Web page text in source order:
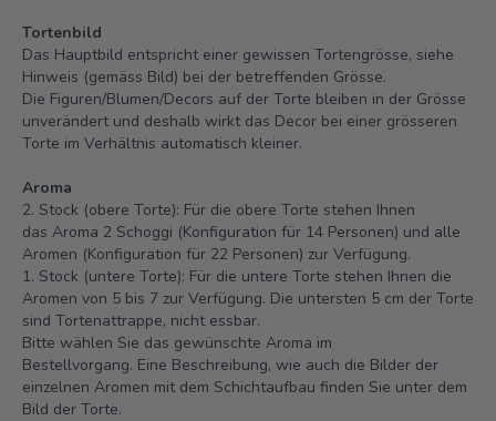
Tortenbild
Das Hauptbild entspricht einer gewissen Tortengrösse, siehe
Hinweis (gemäss Bild) bei der betreffenden Grösse.
Die Figuren/Blumen/Decors auf der Torte bleiben in der Grösse
unverändert und deshalb wirkt das Decor bei einer grösseren
Torte im Verhältnis automatisch kleiner.
Aroma
2. Stock (obere Torte): Für die obere Torte stehen Ihnen
das Aroma 2 Schoggi (Konfiguration für 14 Personen) und alle
Aromen (Konfiguration für 22 Personen) zur Verfügung.
1. Stock (untere Torte): Für die untere Torte stehen Ihnen die
Aromen von 5 bis 7 zur Verfügung. Die untersten 5 cm der Torte
sind Tortenattrappe, nicht essbar.
Bitte wählen Sie das gewünschte Aroma im
Bestellvorgang. Eine Beschreibung, wie auch die Bilder der
einzelnen Aromen mit dem Schichtaufbau finden Sie unter dem
Bild der Torte.